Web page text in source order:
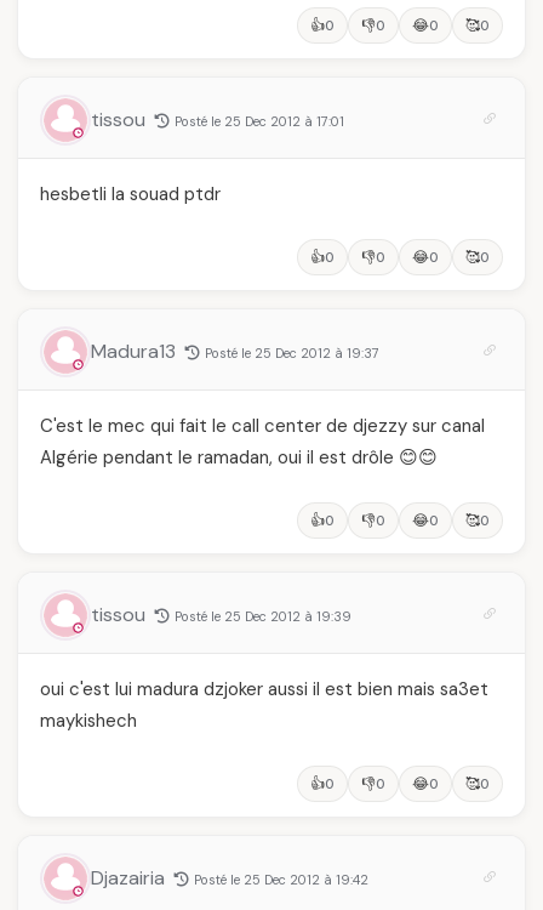
👍0 👎0 😂0 🥰0
tissou Posté le 25 Dec 2012 à 17:01
hesbetli la souad ptdr
👍0 👎0 😂0 🥰0
Madura13 Posté le 25 Dec 2012 à 19:37
C'est le mec qui fait le call center de djezzy sur canal
Algérie pendant le ramadan, oui il est drôle 😊😊
👍0 👎0 😂0 🥰0
tissou Posté le 25 Dec 2012 à 19:39
oui c'est lui madura dzjoker aussi il est bien mais sa3et
maykishech
👍0 👎0 😂0 🥰0
Djazairia Posté le 25 Dec 2012 à 19:42